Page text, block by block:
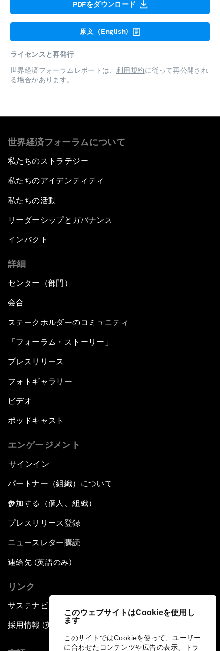
このウェブサイトはCookieを使用し
ます
このサイトではCookieを使って、ユーザー
に合わせたコンテンツや広告の表示、トラ
PDFをダウンロード
原文（English)
ライセンスと再発行
世界経済フォーラムレポートは、 利用規約に従って再公開され
る場合があります。
世界経済フォーラムについて
私たちのストラテジー
私たちのアイデンティティ
私たちの活動
リーダーシップとガバナンス
インパクト
詳細
センター（部門）
会合
ステークホルダーのコミュニティ
「フォーラム・ストーリー」
プレスリリース
フォトギャラリー
ビデオ
ポッドキャスト
エンゲージメント
サインイン
パートナー（組織）について
参加する（個人、組織）
プレスリリース登録
ニュースレター購読
連絡先 (英語のみ)
リンク
サステナビリティへの取り組み
採用情報 (英語のみ)